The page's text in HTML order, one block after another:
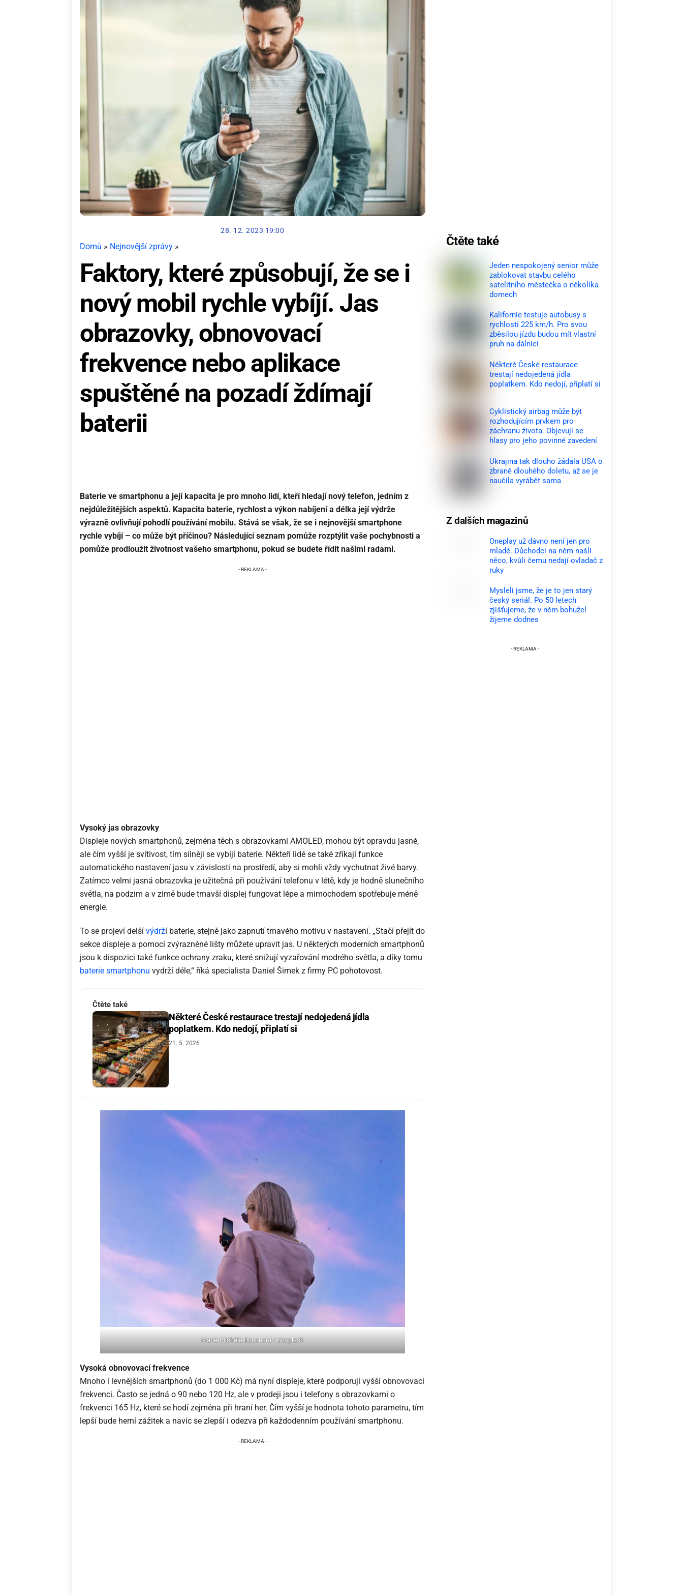
28. 12. 2023 19:00
Domů » Nejnovější zprávy »
Faktory, které způsobují, že se i
nový mobil rychle vybíjí. Jas
obrazovky, obnovovací
frekvence nebo aplikace
spuštěné na pozadí ždímají
baterii
Baterie ve smartphonu a její kapacita je pro mnoho lidí, kteří hledají nový telefon, jedním z
nejdůležitějších aspektů. Kapacita baterie, rychlost a výkon nabíjení a délka její výdrže
výrazně ovlivňují pohodlí používání mobilu. Stává se však, že se i nejnovější smartphone
rychle vybíjí – co může být příčinou? Následující seznam pomůže rozptýlit vaše pochybnosti a
pomůže prodloužit životnost vašeho smartphonu, pokud se budete řídit našimi radami.
Vysoký jas obrazovky
Displeje nových smartphonů, zejména těch s obrazovkami AMOLED, mohou být opravdu jasné,
ale čím vyšší je svítivost, tím silněji se vybíjí baterie. Někteří lidé se také zříkají funkce
automatického nastavení jasu v závislosti na prostředí, aby si mohli vždy vychutnat živé barvy.
Zatímco velmi jasná obrazovka je užitečná při používání telefonu v létě, kdy je hodně slunečního
světla, na podzim a v zimě bude tmavší displej fungovat lépe a mimochodem spotřebuje méně
energie.
To se projeví delší výdrží baterie, stejně jako zapnutí tmavého motivu v nastavení. „Stačí přejít do
sekce displeje a pomocí zvýrazněné lišty můžete upravit jas. U některých moderních smartphonů
jsou k dispozici také funkce ochrany zraku, které snižují vyzařování modrého světla, a díky tomu
baterie smartphonu vydrží déle,“ říká specialista Daniel Šimek z firmy PC pohotovost.
Čtěte také
Některé České restaurace trestají nedojedená jídla
poplatkem. Kdo nedojí, připlatí si
21. 5. 2026
Marie-Michèle Bouchard / Unsplash
Vysoká obnovovací frekvence
Mnoho i levnějších smartphonů (do 1 000 Kč) má nyní displeje, které podporují vyšší obnovovací
frekvenci. Často se jedná o 90 nebo 120 Hz, ale v prodeji jsou i telefony s obrazovkami o
frekvenci 165 Hz, které se hodí zejména při hraní her. Čím vyšší je hodnota tohoto parametru, tím
lepší bude herní zážitek a navíc se zlepší i odezva při každodenním používání smartphonu.
Čtěte také
Jeden nespokojený senior může
zablokovat stavbu celého
satelitního městečka o několika
domech
Kalifornie testuje autobusy s
rychlostí 225 km/h. Pro svou
zběsilou jízdu budou mít vlastní
pruh na dálnici
Některé České restaurace
trestají nedojedená jídla
poplatkem. Kdo nedojí, připlatí si
Cyklistický airbag může být
rozhodujícím prvkem pro
záchranu života. Objevují se
hlasy pro jeho povinné zavedení
Ukrajina tak dlouho žádala USA o
zbraně dlouhého doletu, až se je
naučila vyrábět sama
Z dalších magazinů
Oneplay už dávno není jen pro
mladé. Důchodci na něm našli
něco, kvůli čemu nedají ovladač z
ruky
Mysleli jsme, že je to jen starý
český seriál. Po 50 letech
zjišťujeme, že v něm bohužel
žijeme dodnes